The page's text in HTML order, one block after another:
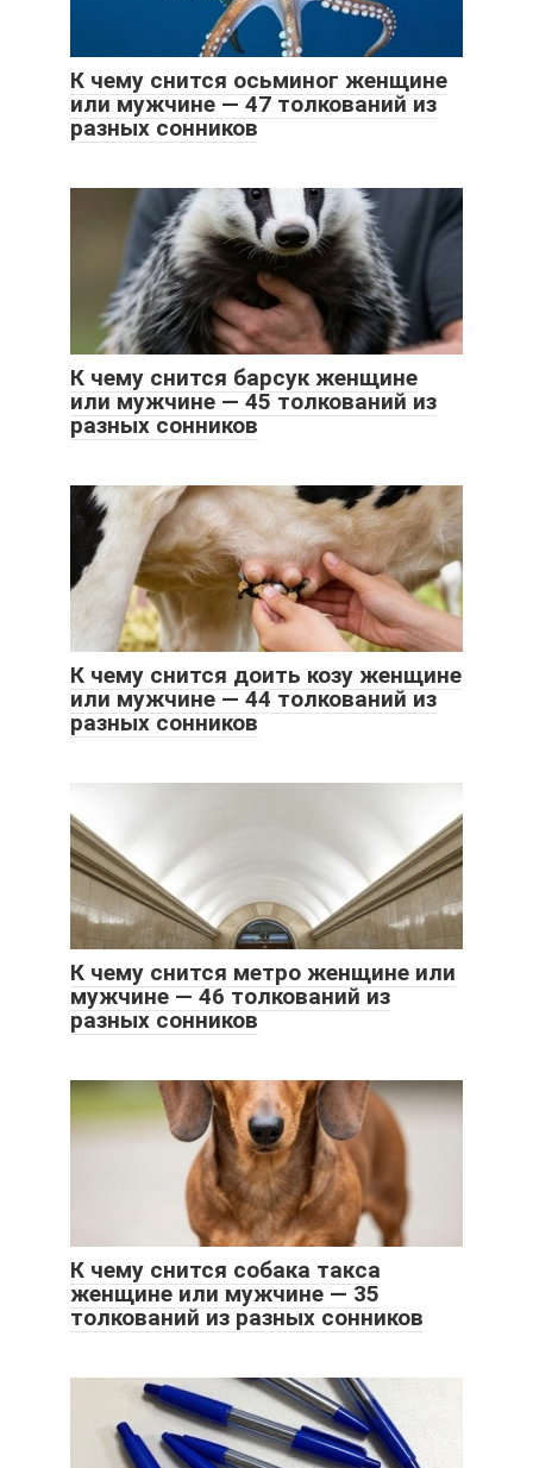
К чему снится осьминог женщине
или мужчине — 47 толкований из
разных сонников
К чему снится барсук женщине
или мужчине — 45 толкований из
разных сонников
К чему снится доить козу женщине
или мужчине — 44 толкований из
разных сонников
К чему снится метро женщине или
мужчине — 46 толкований из
разных сонников
К чему снится собака такса
женщине или мужчине — 35
толкований из разных сонников